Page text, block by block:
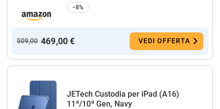
−8%
509,00 469,00 € VEDI OFFERTA
JETech Custodia per iPad (A16)
11ª/10ª Gen, Navy